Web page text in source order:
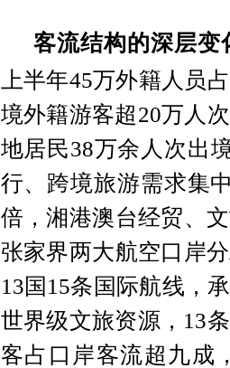
客流结构的深层变
上半年45万外籍人员
境外籍游客超20万人
地居民38万余人次出
行、跨境旅游需求集
倍，湘港澳台经贸、
张家界两大航空口岸
13国15条国际航线，
世界级文旅资源，13
客占口岸客流超九成